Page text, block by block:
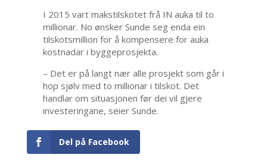
I 2015 vart makstilskotet frå IN auka til to
millionar. No ønsker Sunde seg enda ein
tilskotsmillion for å kompensere for auka
kostnadar i byggeprosjekta.
– Det er på langt nær alle prosjekt som går i
hop sjølv med to millionar i tilskot. Det
handlar om situasjonen før dei vil gjere
investeringane, seier Sunde.
Del på Facebook